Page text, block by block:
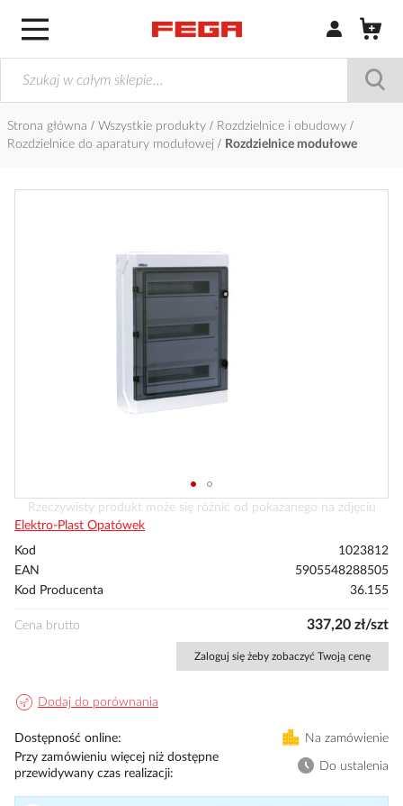
Zaloguj się /
Strona główna Wszystkie produkty
Rozdzielnice i obudowy
Rozdzielnice do aparatury modułowej
Rozdzielnice modułowe
Przejdź
na
początek
Rzeczywisty produkt może się różnić od pokazanego na zdjęciu
Elektro-Plast Opatówek
Kod
1023812
EAN
5905548288505
Kod Producenta
36.155
Cena brutto 337,20 zł/szt
Zaloguj się żeby zobaczyć Twoją cenę
Dodaj do porównania
Dostępność online
Na zamówienie
Przy zamówieniu więcej niż dostępne
przewidywany czas realizacji
Do ustalenia